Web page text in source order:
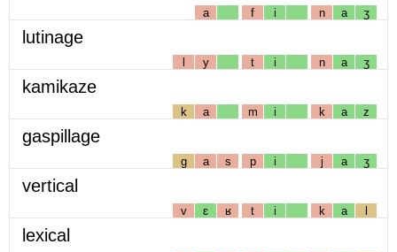
a f i n a ʒ
lutinage
l y t i n a ʒ
kamikaze
k a m i k a z
gaspillage
g a s p i j a ʒ
vertical
v ɛ ʁ t i k a l
lexical